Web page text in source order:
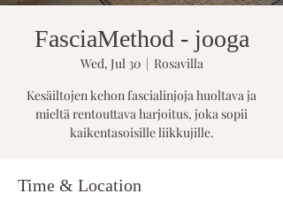
FasciaMethod - jooga
Wed, Jul 30
  |
Rosavilla
Kesäiltojen kehon fascialinjoja huoltava ja
mieltä rentouttava harjoitus, joka sopii
kaikentasoisille liikkujille.
Time & Location